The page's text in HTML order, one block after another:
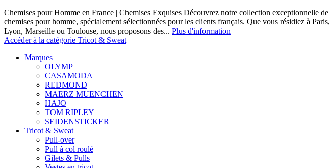
Chemises pour Homme en France | Chemises Exquises Découvrez notre collection exceptionnelle de
chemises pour homme, spécialement sélectionnées pour les clients français. Que vous résidiez à Paris,
Lyon, Marseille ou Toulouse, nous proposons des... Plus d'information
Accéder à la catégorie Tricot & Sweat
Marques
OLYMP
CASAMODA
REDMOND
MAERZ MUENCHEN
HAJO
TOM RIPLEY
SEIDENSTICKER
Tricot & Sweat
Pull-over
Pull à col roulé
Gilets & Pulls